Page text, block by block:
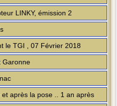
LINKY, émission 2
le TGI , 07 Février 2018
Garonne
après la pose .. 1 an après